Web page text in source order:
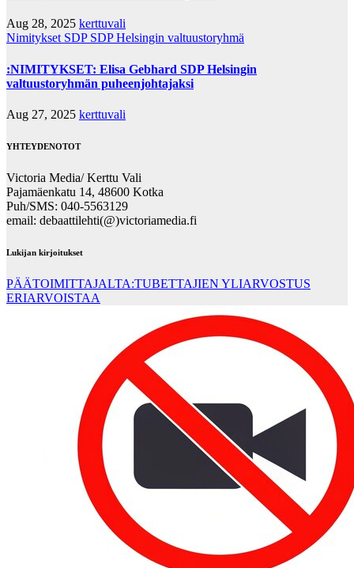
Aug 28, 2025 kerttuvali
Nimitykset SDP SDP Helsingin valtuustoryhmä
:NIMITYKSET: Elisa Gebhard SDP Helsingin
valtuustoryhmän puheenjohtajaksi
Aug 27, 2025 kerttuvali
YHTEYDENOTOT
Victoria Media/ Kerttu Vali
Pajamäenkatu 14, 48600 Kotka
Puh/SMS: 040-5563129
email: debaattilehti(@)victoriamedia.fi
Lukijan kirjoitukset
PÄÄTOIMITTAJALTA:TUBETTAJIEN YLIARVOSTUS
ERIARVOISTAA